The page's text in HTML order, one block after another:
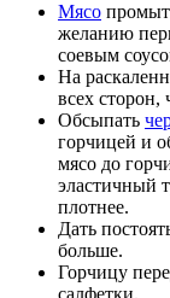
Мясо
желанию
соевым
На
всех сторон,
Обсыпать
горчицей и
мясо до
эластичный
плотнее.
Дать
больше.
Горчицу